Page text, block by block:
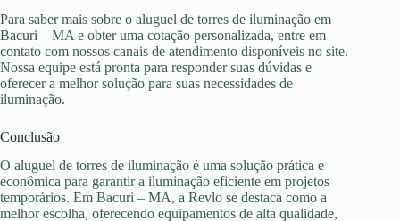
Para saber mais sobre o aluguel de torres de iluminação em
Bacuri – MA e obter uma cotação personalizada, entre em
contato com nossos canais de atendimento disponíveis no site.
Nossa equipe está pronta para responder suas dúvidas e
oferecer a melhor solução para suas necessidades de
iluminação.
Conclusão
O aluguel de torres de iluminação é uma solução prática e
econômica para garantir a iluminação eficiente em projetos
temporários. Em Bacuri – MA, a Revlo se destaca como a
melhor escolha, oferecendo equipamentos de alta qualidade,